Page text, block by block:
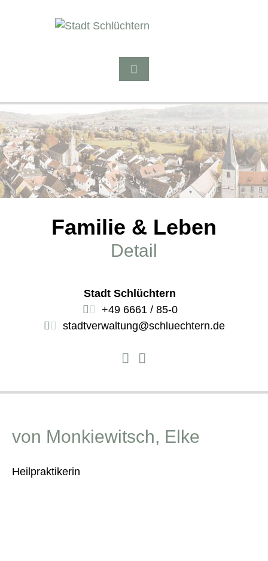
Familie & Leben
Detail
Stadt Schlüchtern
+49 6661 / 85-0
stadtverwaltung@schluechtern.de
von Monkiewitsch, Elke
Heilpraktikerin